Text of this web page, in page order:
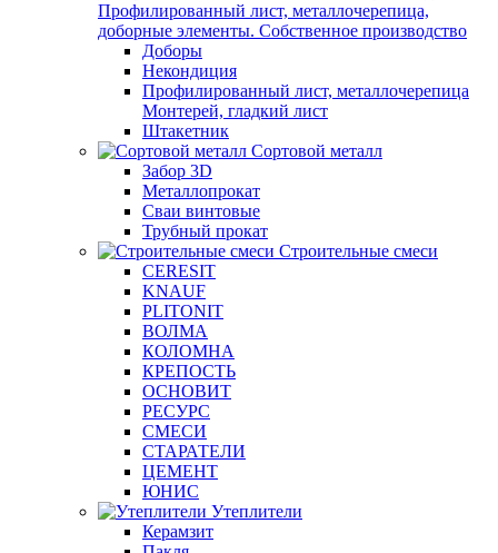
Профилированный лист, металлочерепица,
доборные элементы. Собственное производство
Доборы
Некондиция
Профилированный лист, металлочерепица
Монтерей, гладкий лист
Штакетник
Сортовой металл
Забор 3D
Металлопрокат
Сваи винтовые
Трубный прокат
Строительные смеси
CERESIT
KNAUF
PLITONIT
ВОЛМА
КОЛОМНА
КРЕПОСТЬ
ОСНОВИТ
РЕСУРС
СМЕСИ
СТАРАТЕЛИ
ЦЕМЕНТ
ЮНИС
Утеплители
Керамзит